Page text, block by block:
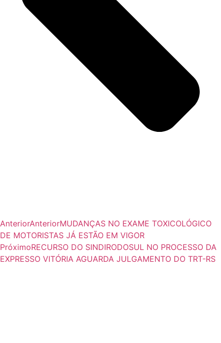
AnteriorAnteriorMUDANÇAS NO EXAME TOXICOLÓGICO
DE MOTORISTAS JÁ ESTÃO EM VIGOR
PróximoRECURSO DO SINDIRODOSUL NO PROCESSO DA
EXPRESSO VITÓRIA AGUARDA JULGAMENTO DO TRT-RS